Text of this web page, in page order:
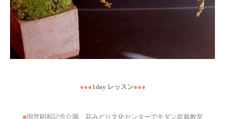
●●●1day レッスン●●●
■ 国営昭和記念公園 花みどり文化センターでモダン盆栽教室